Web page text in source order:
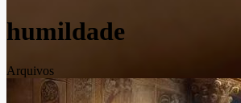
humildade
Arquivos